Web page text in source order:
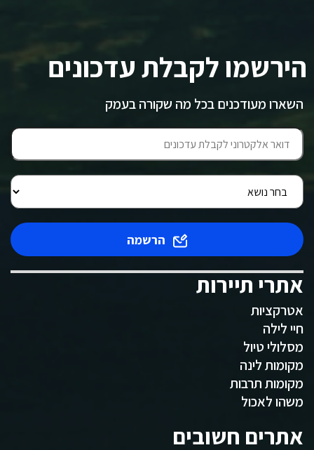
הירשמו לקבלת עדכונים
השארו מעודכנים בכל מה שקורה בעמק
הרשמה
אתרי תיירות
אטרקציות
חיי לילה
מסלולי טיול
מקומות לינה
מקומות תרבות
משהו לאכול
אתרים חשובים